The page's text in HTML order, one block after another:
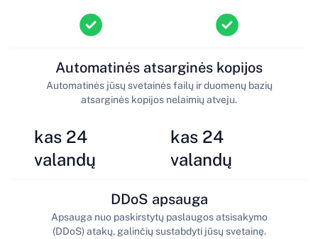
kas 24
valandų
Automatinės atsarginės kopijos
Automatinės jūsų svetainės failų ir duomenų bazių
atsarginės kopijos nelaimių atveju.
kas 24
valandų
DDoS apsauga
Apsauga nuo paskirstytų paslaugos atsisakymo
(DDoS) atakų, galinčių sustabdyti jūsų svetainę.